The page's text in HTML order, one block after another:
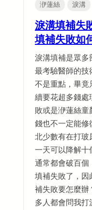
洢蓮絲 淚溝
淚溝填補失
填補失敗如
淚溝填補是眾多
最考驗醫師的技
不是重點，畢竟
續要花超多錢處
敗或是洢蓮絲
錢也不一定能修
北少數有在打玻
一天可以降解十
通常都會破百個
填補失敗了，因
補失敗要怎麼辦
多人都會問我